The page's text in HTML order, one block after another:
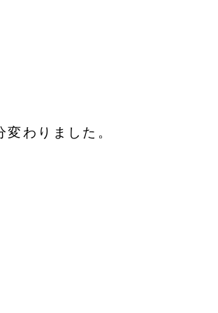
わりました。